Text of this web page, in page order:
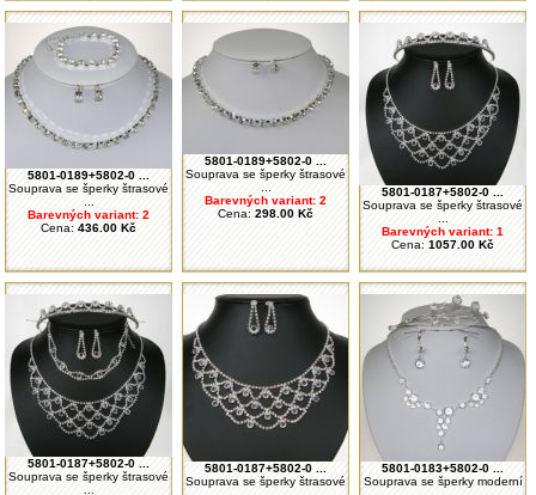
5801-0189+5802-0 ...
Souprava se šperky štrasové
Barevných variant: 2
Cena: 436.00 Kč
5801-0189+5802-0 ...
Souprava se šperky štrasové
Barevných variant: 2
Cena: 298.00 Kč
5801-0187+5802-0 ...
Souprava se šperky štrasové
Barevných variant: 1
Cena: 1057.00 Kč
5801-0187+5802-0 ...
Souprava se šperky štrasové
5801-0187+5802-0 ...
Souprava se šperky štrasové
5801-0183+5802-0 ...
Souprava se šperky moderní